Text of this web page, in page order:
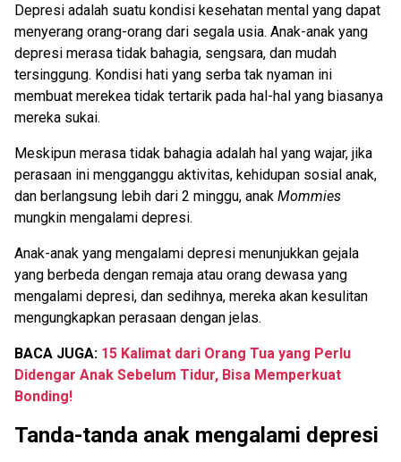
Depresi adalah suatu kondisi kesehatan mental yang dapat
menyerang orang-orang dari segala usia. Anak-anak yang
depresi merasa tidak bahagia, sengsara, dan mudah
tersinggung. Kondisi hati yang serba tak nyaman ini
membuat merekea tidak tertarik pada hal-hal yang biasanya
mereka sukai.
Meskipun merasa tidak bahagia adalah hal yang wajar, jika
perasaan ini mengganggu aktivitas, kehidupan sosial anak,
dan berlangsung lebih dari 2 minggu, anak Mommies
mungkin mengalami depresi.
Anak-anak yang mengalami depresi menunjukkan gejala
yang berbeda dengan remaja atau orang dewasa yang
mengalami depresi, dan sedihnya, mereka akan kesulitan
mengungkapkan perasaan dengan jelas.
BACA JUGA: 15 Kalimat dari Orang Tua yang Perlu
Didengar Anak Sebelum Tidur, Bisa Memperkuat
Bonding!
Tanda-tanda anak mengalami depresi